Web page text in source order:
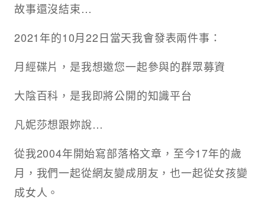
故事還沒結束…
2021年的10月22日當天我會發表兩件事：
月經碟片，是我想邀您一起參與的群眾募資
大陰百科，是我即將公開的知識平台
凡妮莎想跟妳說…
從我2004年開始寫部落格文章，至今17年的歲
月，我們一起從網友變成朋友，也一起從女孩變
成女人。